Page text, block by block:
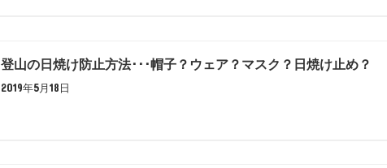
登山の日焼け防止方法･･･帽子？ウェア？マスク？日焼け止め？
2019年5月18日